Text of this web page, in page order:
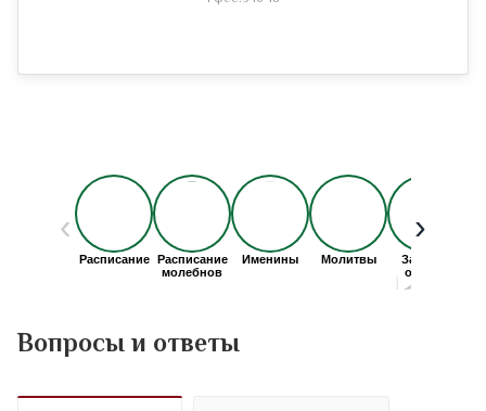
Вопросы и ответы